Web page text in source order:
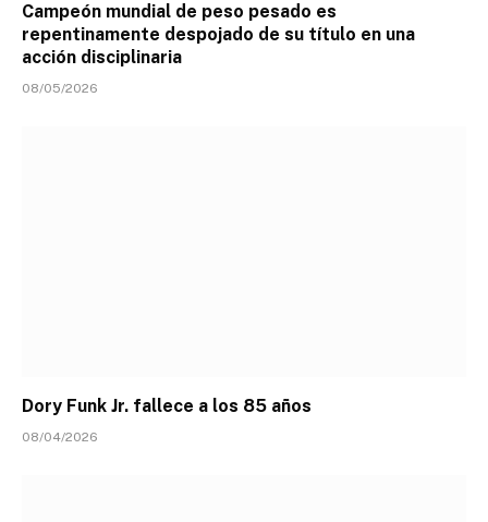
Campeón mundial de peso pesado es
repentinamente despojado de su título en una
acción disciplinaria
08/05/2026
Dory Funk Jr. fallece a los 85 años
08/04/2026